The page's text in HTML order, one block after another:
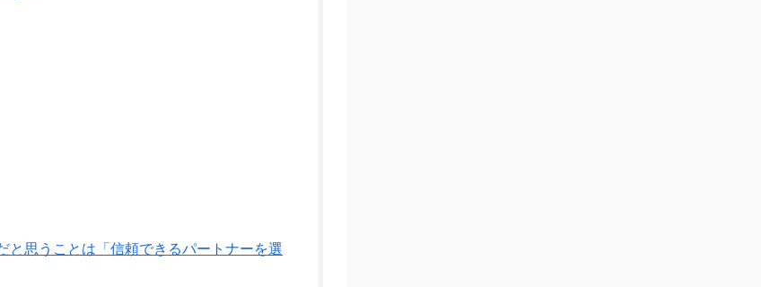
思うことは「信頼できるパートナーを選